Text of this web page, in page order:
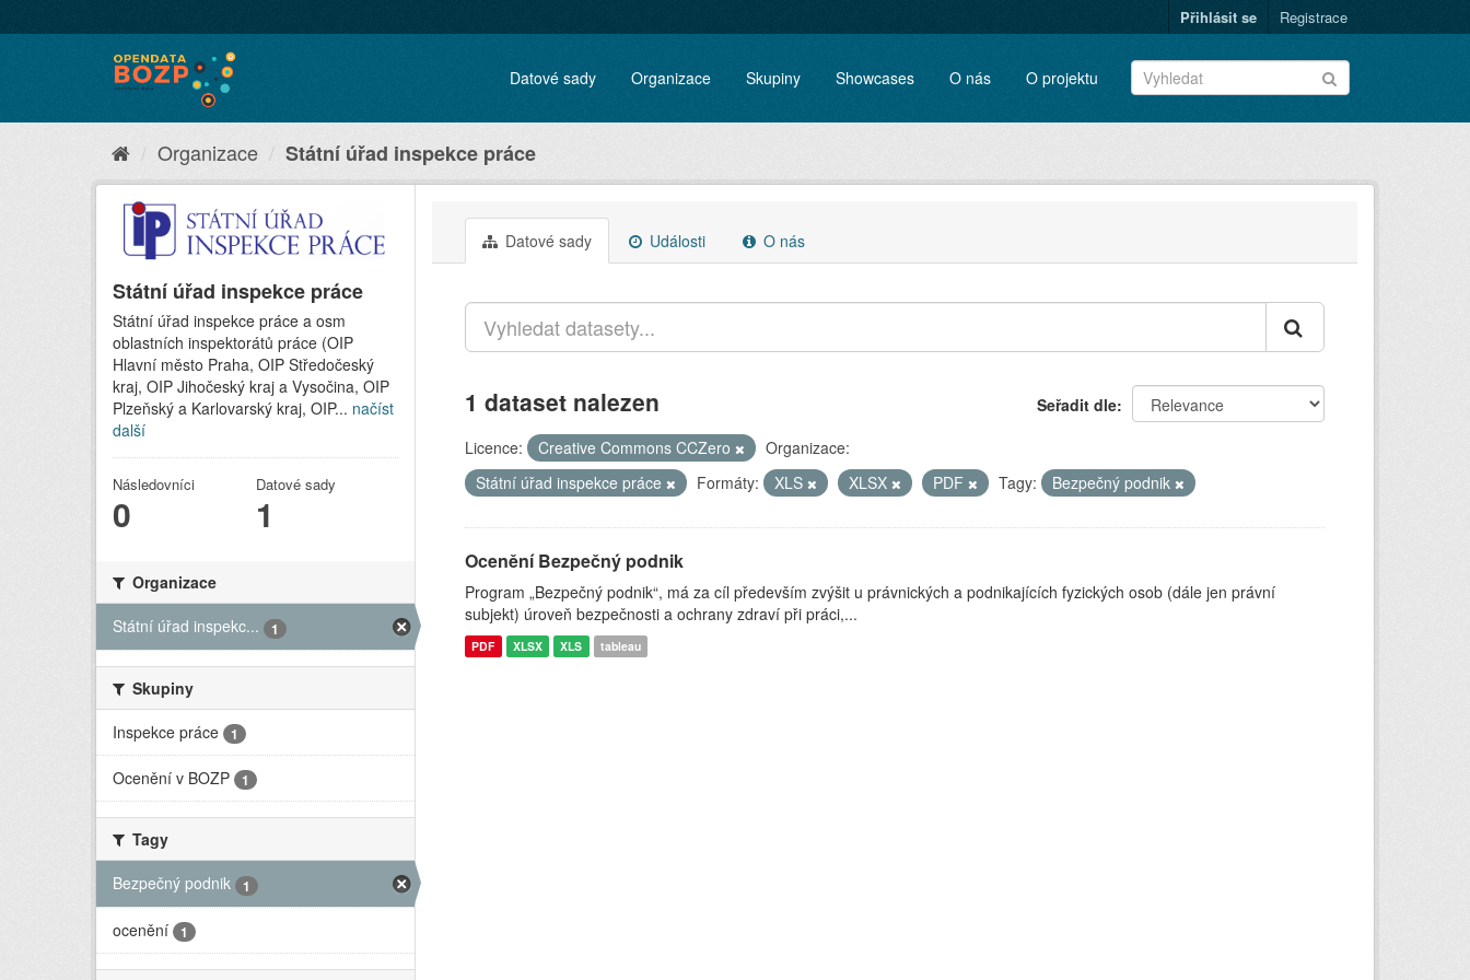
Přihlásit se Registrace
Datové sady Organizace Skupiny Showcases O nás O projektu
Organizace Státní úřad inspekce práce
Státní úřad inspekce práce
Státní úřad inspekce práce a osm
oblastních inspektorátů práce (OIP
Hlavní město Praha, OIP Středočeský
kraj, OIP Jihočeský kraj a Vysočina, OIP
Plzeňský a Karlovarský kraj, OIP... načíst
další
Následovníci
0
Datové sady
1
Organizace
Státní úřad inspekc...
1
Skupiny
Inspekce práce
1
Ocenění v BOZP 1
Tagy
Bezpečný podnik
1
ocenění 1
Datové sady Události O nás
Seřadit dle
1 dataset nalezen
Licence: Creative Commons CCZero
Organizace:
Státní úřad inspekce práce
Formáty: XLS XLSX PDF Tagy: Bezpečný podnik
Ocenění Bezpečný podnik
Program „Bezpečný podnik“, má za cíl především zvýšit u právnických a podnikajících fyzických osob (dále jen právní
subjekt) úroveň bezpečnosti a ochrany zdraví při práci,...
PDF XLSX XLS tableau